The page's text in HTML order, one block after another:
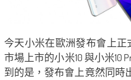
今天小米在歐洲發布會上
市場上市的小米10 與小米10
到的是，發布會上竟然同時